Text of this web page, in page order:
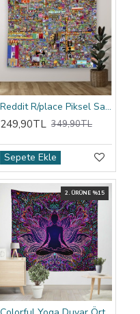
Reddit R/place Piksel Sanatı Duvar Örtüsü
249,90TL 349,90TL
Sepete Ekle
2. ÜRÜNE %15